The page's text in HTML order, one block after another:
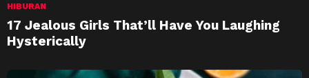
HIBURAN
17 Jealous Girls That’ll Have You Laughing
Hysterically